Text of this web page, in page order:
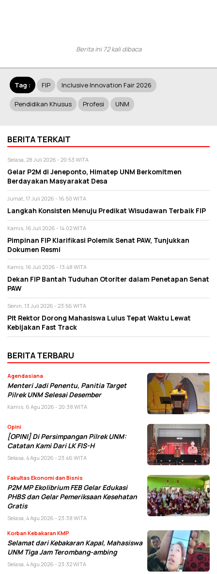
Berita ini 72 kali dibaca
Tag : FIP Inclusive Innovation Fair 2026
Pendidikan Khusus Profesi UNM
BERITA TERKAIT
Selasa, 28 Juli 2026 - 20:53 WITA
Gelar P2M di Jeneponto, Himatep UNM Berkomitmen
Berdayakan Masyarakat Desa
Jumat, 17 Juli 2026 - 16:50 WITA
Langkah Konsisten Menuju Predikat Wisudawan Terbaik FIP
Kamis, 16 Juli 2026 - 14:02 WITA
Pimpinan FIP Klarifikasi Polemik Senat PAW, Tunjukkan
Dokumen Resmi
Kamis, 16 Juli 2026 - 13:48 WITA
Dekan FIP Bantah Tuduhan Otoriter dalam Penetapan Senat
PAW
Senin, 13 Juli 2026 - 23:56 WITA
Plt Rektor Dorong Mahasiswa Lulus Tepat Waktu Lewat
Kebijakan Fast Track
BERITA TERBARU
Agendasiana
Menteri Jadi Penentu, Panitia Target
Pilrek UNM Selesai Desember
Kamis, 6 Agu 2026 - 20:38 WITA
Opini
[OPINI] Di Persimpangan Pilrek UNM:
Catatan Kami Dari LK FIS-H
Selasa, 4 Agu 2026 - 23:46 WITA
Fakultas Ekonomi dan Bisnis
P2M MP Ekolibrium FEB Gelar Edukasi
PHBS dan Gelar Pemeriksaan Kesehatan
Gratis
Selasa, 4 Agu 2026 - 23:38 WITA
Korban Kebakaran KMP
Selamat dari Kebakaran Kapal, Mahasiswa
UNM Tiga Jam Terombang-ambing
Selasa, 4 Agu 2026 - 23:32 WITA